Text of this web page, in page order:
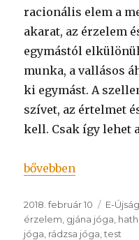
racionális elem a
akarat, az érzelem
egymástól
munka, a vallásos
ki egymást. A
szívet, az értelmet
kell. Csak így lehet
„A szintézis jóga”
bővebben
Közzétéve
2018. február 10 E-
érzelem gjána jóga
jóga rádzsa jóga ,test